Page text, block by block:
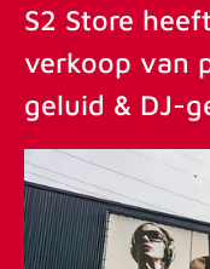
S2 Store
verkoop van
geluid & DJ-